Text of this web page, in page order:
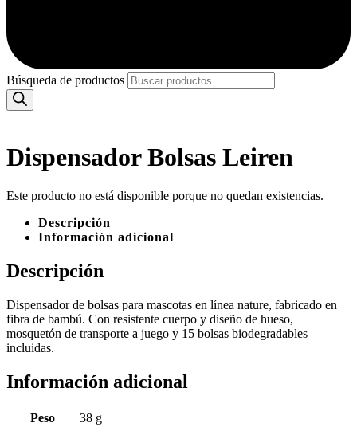
Búsqueda de productos
Dispensador Bolsas Leiren
Este producto no está disponible porque no quedan existencias.
Descripción
Información adicional
Descripción
Dispensador de bolsas para mascotas en línea nature, fabricado en
fibra de bambú. Con resistente cuerpo y diseño de hueso,
mosquetón de transporte a juego y 15 bolsas biodegradables
incluidas.
Información adicional
Peso
38 g